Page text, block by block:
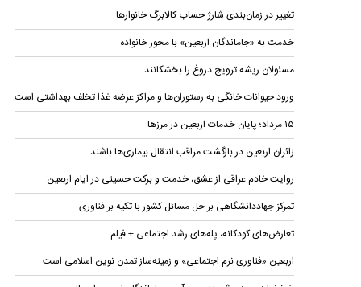
تغییر در زمان‌بندی شارژ حساب کالابرگ خانوار‌ها
خدمت به «جاماندگان اربعین» با محور خانواده
مسئولان ریشه ترویج دروغ را بخشکانند
ورود حیوانات خانگی به رستوران‌ها و مراکز عرضه غذا تخلف بهداشتی است
۱۵ مرداد؛ پایان خدمات اربعین در مرزها
زائران اربعین در بازگشت مراقب انتقال بیماری‌ها باشند
روایت خادم عراقی از عشق، خدمت و برکت حسینی در ایام اربعین
تمرکز جهاددانشگاهی بر حل مسائل کشور با تکیه بر فناوری
تعارض‌های کودکانه، پله‌های رشد اجتماعی + فیلم
اربعین «فناوری نرم اجتماعی» و زمینه‌ساز تمدن نوین اسلامی است